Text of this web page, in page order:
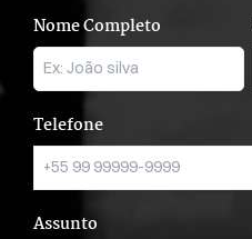
Nome Completo
Telefone
Assunto